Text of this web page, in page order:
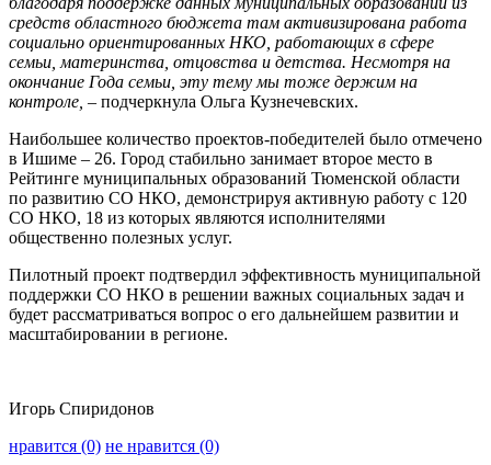
средств областного бюджета там активизирована работа
социально ориентированных НКО, работающих в сфере
семьи, материнства, отцовства и детства. Несмотря на
окончание Года семьи, эту тему мы тоже держим на
контроле, – подчеркнула Ольга Кузнечевских.
Наибольшее количество проектов-победителей было отмечено
в Ишиме – 26. Город стабильно занимает второе место в
Рейтинге муниципальных образований Тюменской области
по развитию СО НКО, демонстрируя активную работу с 120
СО НКО, 18 из которых являются исполнителями
общественно полезных услуг.
Пилотный проект подтвердил эффективность муниципальной
поддержки СО НКО в решении важных социальных задач и
будет рассматриваться вопрос о его дальнейшем развитии и
масштабировании в регионе.
Игорь Спиридонов
нравится (0) не нравится (0)